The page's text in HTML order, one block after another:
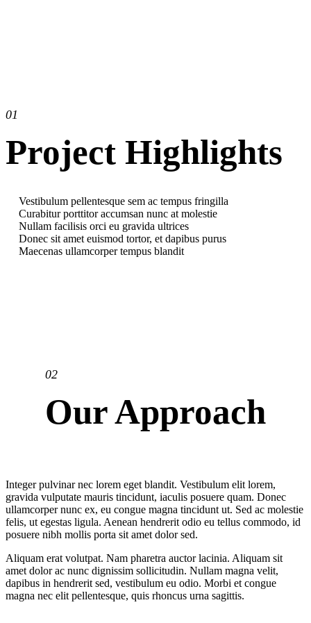
01
Project Highlights
Vestibulum pellentesque sem ac tempus fringilla
Curabitur porttitor accumsan nunc at molestie
Nullam facilisis orci eu gravida ultrices
Donec sit amet euismod tortor, et dapibus purus
Maecenas ullamcorper tempus blandit
02
Our Approach
Integer pulvinar nec lorem eget blandit. Vestibulum elit lorem,
gravida vulputate mauris tincidunt, iaculis posuere quam. Donec
ullamcorper nunc ex, eu congue magna tincidunt ut. Sed ac molestie
felis, ut egestas ligula. Aenean hendrerit odio eu tellus commodo, id
posuere nibh mollis porta sit amet dolor sed.
Aliquam erat volutpat. Nam pharetra auctor lacinia. Aliquam sit
amet dolor ac nunc dignissim sollicitudin. Nullam magna velit,
dapibus in hendrerit sed, vestibulum eu odio. Morbi et congue
magna nec elit pellentesque, quis rhoncus urna sagittis.